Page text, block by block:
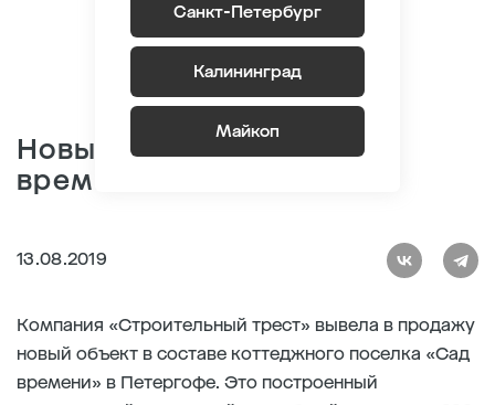
Санкт-Петербург
Калининград
Майкоп
Новый коттедж в «Саду
времени»
13.08.2019
Компания «Строительный трест» вывела в продажу
новый объект в составе коттеджного поселка «Сад
времени» в Петергофе. Это построенный